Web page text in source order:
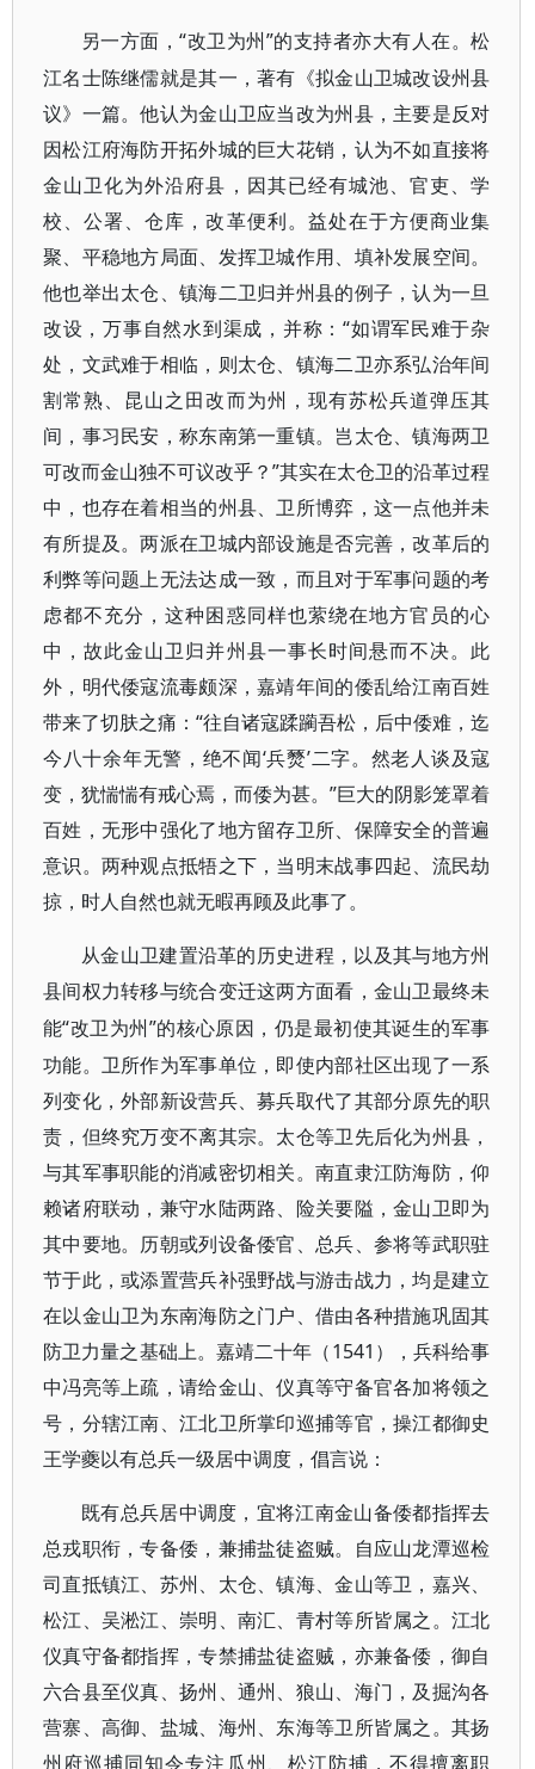
另一方面，“改卫为州”的支持者亦大有人在。松
江名士陈继儒就是其一，著有《拟金山卫城改设州县
议》一篇。他认为金山卫应当改为州县，主要是反对
因松江府海防开拓外城的巨大花销，认为不如直接将
金山卫化为外沿府县，因其已经有城池、官吏、学
校、公署、仓库，改革便利。益处在于方便商业集
聚、平稳地方局面、发挥卫城作用、填补发展空间。
他也举出太仓、镇海二卫归并州县的例子，认为一旦
改设，万事自然水到渠成，并称：“如谓军民难于杂
处，文武难于相临，则太仓、镇海二卫亦系弘治年间
割常熟、昆山之田改而为州，现有苏松兵道弹压其
间，事习民安，称东南第一重镇。岂太仓、镇海两卫
可改而金山独不可议改乎？”其实在太仓卫的沿革过程
中，也存在着相当的州县、卫所博弈，这一点他并未
有所提及。两派在卫城内部设施是否完善，改革后的
利弊等问题上无法达成一致，而且对于军事问题的考
虑都不充分，这种困惑同样也萦绕在地方官员的心
中，故此金山卫归并州县一事长时间悬而不决。此
外，明代倭寇流毒颇深，嘉靖年间的倭乱给江南百姓
带来了切肤之痛：“往自诸寇蹂躏吾松，后中倭难，迄
今八十余年无警，绝不闻‘兵燹’二字。然老人谈及寇
变，犹惴惴有戒心焉，而倭为甚。”巨大的阴影笼罩着
百姓，无形中强化了地方留存卫所、保障安全的普遍
意识。两种观点抵牾之下，当明末战事四起、流民劫
掠，时人自然也就无暇再顾及此事了。
从金山卫建置沿革的历史进程，以及其与地方州
县间权力转移与统合变迁这两方面看，金山卫最终未
能“改卫为州”的核心原因，仍是最初使其诞生的军事
功能。卫所作为军事单位，即使内部社区出现了一系
列变化，外部新设营兵、募兵取代了其部分原先的职
责，但终究万变不离其宗。太仓等卫先后化为州县，
与其军事职能的消减密切相关。南直隶江防海防，仰
赖诸府联动，兼守水陆两路、险关要隘，金山卫即为
其中要地。历朝或列设备倭官、总兵、参将等武职驻
节于此，或添置营兵补强野战与游击战力，均是建立
在以金山卫为东南海防之门户、借由各种措施巩固其
防卫力量之基础上。嘉靖二十年（1541），兵科给事
中冯亮等上疏，请给金山、仪真等守备官各加将领之
号，分辖江南、江北卫所掌印巡捕等官，操江都御史
王学夔以有总兵一级居中调度，倡言说：
既有总兵居中调度，宜将江南金山备倭都指挥去
总戎职衔，专备倭，兼捕盐徒盗贼。自应山龙潭巡检
司直抵镇江、苏州、太仓、镇海、金山等卫，嘉兴、
松江、吴淞江、崇明、南汇、青村等所皆属之。江北
仪真守备都指挥，专禁捕盐徒盗贼，亦兼备倭，御自
六合县至仪真、扬州、通州、狼山、海门，及掘沟各
营寨、高御、盐城、海州、东海等卫所皆属之。其扬
州府巡捕同知令专注瓜州、松江防捕，不得擅离职